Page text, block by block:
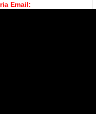
Email: